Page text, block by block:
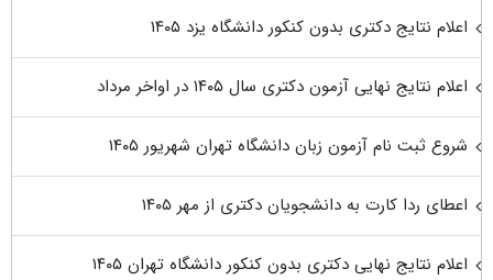
اعلام نتایج دکتری بدون کنکور دانشگاه یزد ۱۴۰۵
اعلام نتایج نهایی آزمون دکتری سال ۱۴۰۵ در اواخر مرداد
شروع ثبت نام آزمون زبان دانشگاه تهران شهریور ۱۴۰۵
اعطای ردا کارت به دانشجویان دکتری از مهر ۱۴۰۵
اعلام نتایج نهایی دکتری بدون کنکور دانشگاه تهران ۱۴۰۵